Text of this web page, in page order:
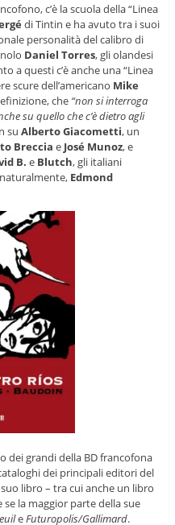
c’è la scuola della “Linea
di Tintin e ha avuto tra i suoi
personalità del calibro di
Daniel Torres, gli olandesi
a questi c’è anche una “Linea
scure dell’americano Mike
che “non si interroga
su quello che c’è dietro agli
su Alberto Giacometti, un
Breccia e José Munoz, e
B. e Blutch, gli italiani
Edmond
dei grandi della BD francofona
dei principali editori del
libro – tra cui anche un libro
se la maggior parte della sue
eFuturopolis/Gallimard.